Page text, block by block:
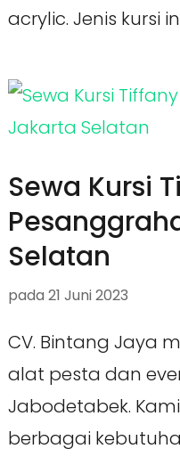
acrylic. Jenis kursi
Sewa Kursi
Selatan
pada 21 Juni 2023
CV. Bintang Jaya
alat pesta dan
Jabodetabek.
berbagai